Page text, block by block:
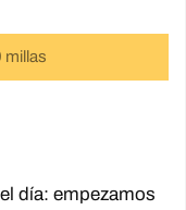
millas
día: empezamos